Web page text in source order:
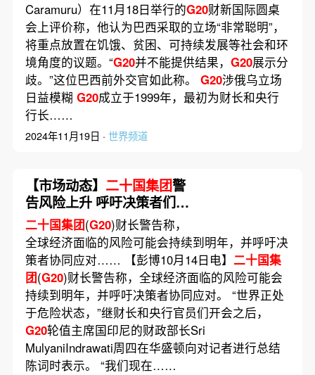
Caramuru）在11月18日举行的G20财新国际圆桌
会上评价称，他认为巴西采取的立场“非常聪明”，
将重点放置在饥饿、贫困、可持续发展等社会和环
境角度的议题。“G20并不能提供结果， G20展示分
歧。”这位巴西前外交官如此称。 G20涉俄乌立场
日益模糊 G20成立于1999年，最初为财长和央行
行长……
2024年11月19日 · 世界频道
【市场动态】 二十国集团警
告风险上升 呼吁决策者们协
同应对
二十国集团(G20)财长警告称，
全球经济面临的风险可能会持续到明年，并呼吁决
策者协同应对…… 【彭博10月14日电】 二十国集
团(G20)财长警告称，全球经济面临的风险可能会
持续到明年，并呼吁决策者协同应对。 “世界正处
于危险状态，”继财长和央行官员们开会之后，
G20轮值主席国印尼的财政部长Sri
MulyaniIndrawati周四在华盛顿向对记者进行总结
陈词时表示。 “我们现在……